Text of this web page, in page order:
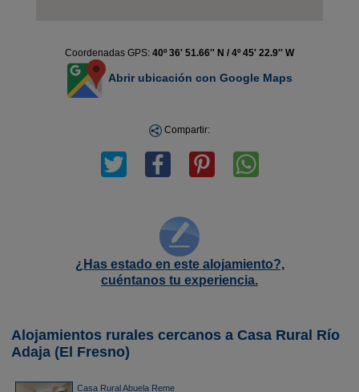
Coordenadas GPS: 40º 36' 51.66'' N / 4º 45' 22.9'' W
Abrir ubicación con Google Maps
Compartir:
¿Has estado en este alojamiento?,
cuéntanos tu experiencia.
Alojamientos rurales cercanos a Casa Rural Río
Adaja (El Fresno)
Casa Rural Abuela Reme